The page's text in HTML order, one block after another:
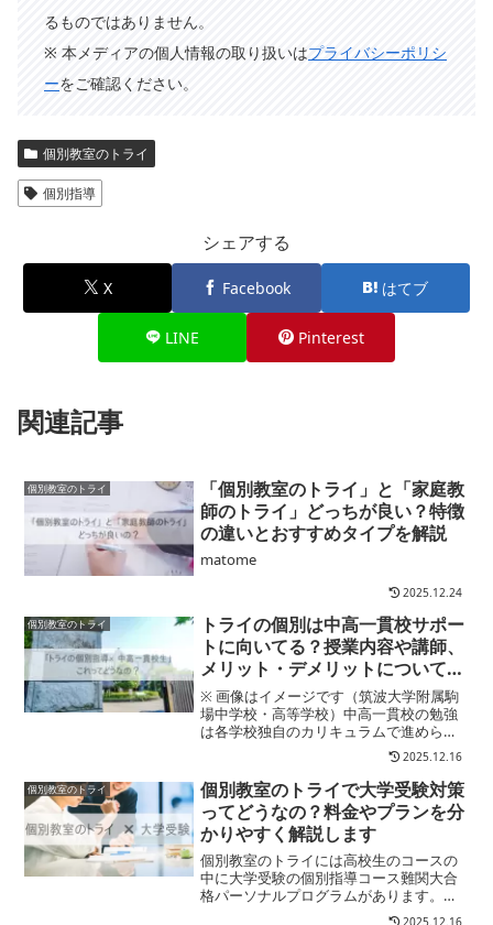
るものではありません。
※ 本メディアの個人情報の取り扱いはプライバシーポリシ
ーをご確認ください。
個別教室のトライ
個別指導
シェアする
X Facebook はてブ
LINE Pinterest
関連記事
個別教室のトライ
「個別教室のトライ」と「家庭教
師のトライ」どっちが良い？特徴
の違いとおすすめタイプを解説
matome
2025.12.24
個別教室のトライ
トライの個別は中高一貫校サポー
トに向いてる？授業内容や講師、
メリット・デメリットについて解
説します
※ 画像はイメージです（筑波大学附属駒
場中学校・高等学校）中高一貫校の勉強
は各学校独自のカリキュラムで進められ
るため、授業や定期テスト対策が取りに
くいですよね。そこでおすすめなのが個
別教室のトライの中高一貫校サポート 完
全個別指導で、独自の...
2025.12.16
個別教室のトライ
個別教室のトライで大学受験対策
ってどうなの？料金やプランを分
かりやすく解説します
個別教室のトライには高校生のコースの
中に大学受験の個別指導コース難関大合
格パーソナルプログラムがあります。ま
た、そのほかトライ式特別コースとして
2025.12.16